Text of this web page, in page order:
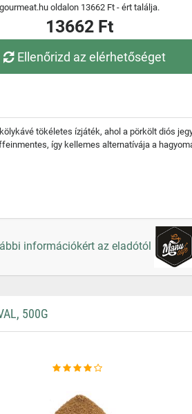
gourmeat.hu oldalon 13662 Ft - ért találja.
13662 Ft
Ellenőrizd az elérhetőséget
tökéletes ízjáték, ahol a pörkölt diós
így kellemes alternatívája a
információkért az eladótól
500G